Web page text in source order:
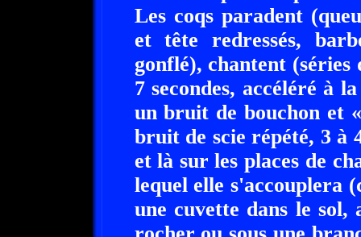
Les coqs paradent
et tête redressés,
gonflé), chantent
7 secondes, accéléré à
un bruit de bouchon et
bruit de scie répété, 3 à
et là sur les places de
lequel elle s'accouplera
une cuvette dans le